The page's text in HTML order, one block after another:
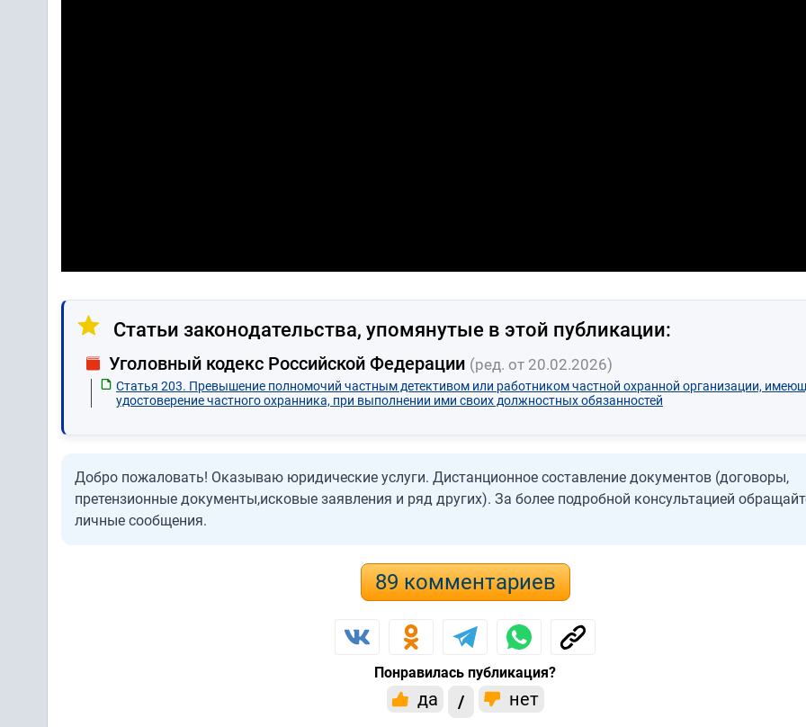
Статьи законодательства, упомянутые в этой публикации:
Уголовный кодекс Российской Федерации (ред. от 20.02.2026)
Статья 203. Превышение полномочий частным детективом или работником частной охранной организации,
удостоверение частного охранника, при выполнении ими своих должностных обязанностей
Добро пожаловать! Оказываю юридические услуги. Дистанционное составление документов (договоры,
претензионные документы,исковые заявления и ряд других). За более подробной консультацией
личные сообщения.
89 комментариев
Понравилась публикация?
да / нет